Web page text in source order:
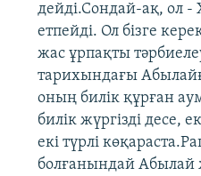
дейді.Сондай-ақ, ол
етпейді. Ол бізге
жас ұрпақты
тарихындағы
оның билік құрған
билік жүргізді десе,
екі түрлі
болғанындай Абылай